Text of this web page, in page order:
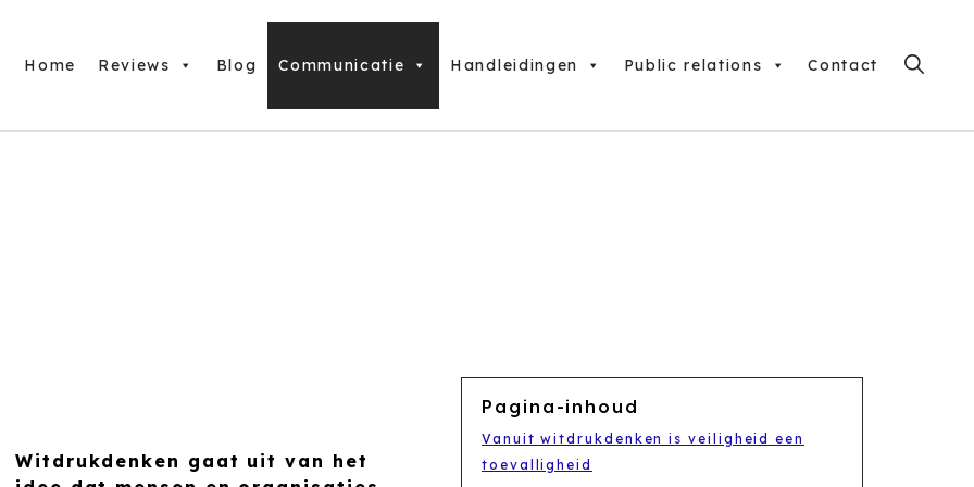
Home Blog Communicatie Handleidingen Public relations
Reviews Contact
Witdrukdenken gaat uit van het
Pagina-inhoud
Vanuit witdrukdenken is veiligheid een
toevalligheid